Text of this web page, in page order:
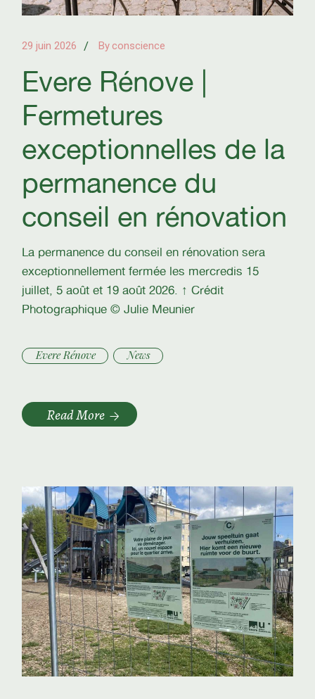
29 juin 2026 By conscience
Evere Rénove |
Fermetures
exceptionnelles de la
permanence du
conseil en rénovation
La permanence du conseil en rénovation sera
exceptionnellement fermée les mercredis 15
juillet, 5 août et 19 août 2026. ↑ Crédit
Photographique © Julie Meunier
Evere Rénove News
Read More